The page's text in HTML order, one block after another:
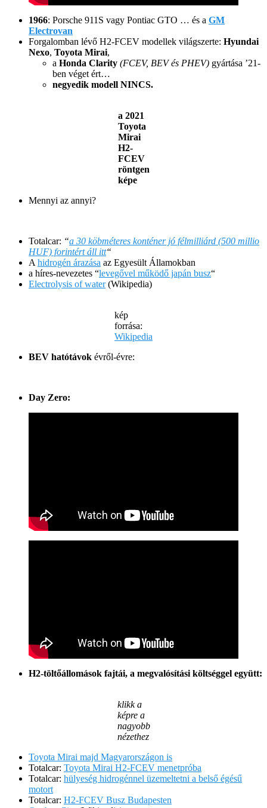
1966: Porsche 911S vagy Pontiac GTO … és a GM
Electrovan
Forgalomban lévő H2-FCEV modellek világszerte: Hyundai
Nexo, Toyota Mirai,
a Honda Clarity (FCEV, BEV és PHEV) gyártása ’21-
ben véget ért…
negyedik modell NINCS.
a 2021
Toyota
Mirai
H2-
FCEV
röntgen
képe
Mennyi az annyi?
Totalcar: “a 30 köbméteres konténer jó félmilliárd (500 millio
HUF) forintért áll itt“
A hidrogén árazása az Egyesült Államokban
a híres-nevezetes “levegővel működő japán busz“
Electrolysis of water(Wikipedia)
kép
forrása:
Wikipedia
BEV hatótávok évről-évre:
Day Zero:
H2-töltőállomások fajtái, a megvalósítási költséggel együtt:
klikk a
képre a
nagyobb
nézethez
Toyota Mirai majd Magyarországon is
Totalcar: Toyota Mirai H2-FCEV menetpróba
Totalcar: hülyeség hidrogénnel üzemeltetni a belső égésű
motort
Totalcar: H2-FCEV Busz Budapesten